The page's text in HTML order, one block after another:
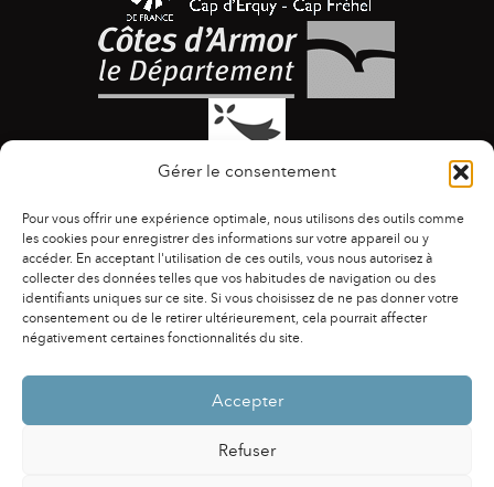
Gérer le consentement
Pour vous offrir une expérience optimale, nous utilisons des outils comme
les cookies pour enregistrer des informations sur votre appareil ou y
accéder. En acceptant l'utilisation de ces outils, vous nous autorisez à
collecter des données telles que vos habitudes de navigation ou des
identifiants uniques sur ce site. Si vous choisissez de ne pas donner votre
consentement ou de le retirer ultérieurement, cela pourrait affecter
négativement certaines fonctionnalités du site.
Accepter
Refuser
ACCESSIBILITÉ | AGENDA | ASSOCIATIONS
|
CONTACTS
PUBLICATIONS ESPACE PRESSE